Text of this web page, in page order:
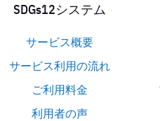
SDGs12システム
サービス概要
サービス利用の流れ
ご利用料金
利用者の声